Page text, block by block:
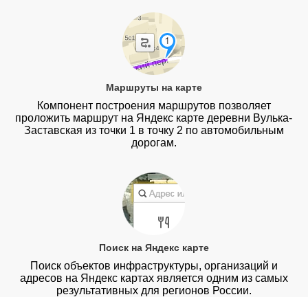
Маршруты на карте
Компонент построения маршрутов позволяет
проложить маршрут на Яндекс карте деревни Вулька-
Заставская из точки 1 в точку 2 по автомобильным
дорогам.
Поиск на Яндекс карте
Поиск объектов инфраструктуры, организаций и
адресов на Яндекс картах является одним из самых
результативных для регионов России.